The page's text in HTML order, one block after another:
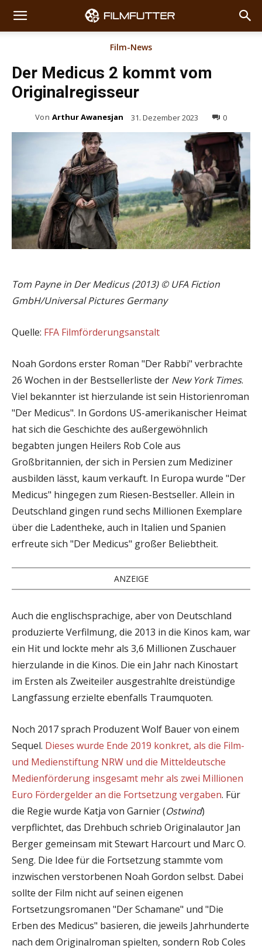
Film-News
Der Medicus 2 kommt vom
Originalregisseur
Von Arthur Awanesjan 31. Dezember 2023 0
Tom Payne in Der Medicus (2013) © UFA Fiction
GmbH/Universal Pictures Germany
Quelle: FFA Filmförderungsanstalt
Noah Gordons erster Roman "Der Rabbi" verbrachte
26 Wochen in der Bestsellerliste der New York Times.
Viel bekannter ist hierzulande ist sein Historienroman
"Der Medicus". In Gordons US-amerikanischer Heimat
hat sich die Geschichte des außergewöhnlich
begabten jungen Heilers Rob Cole aus
Großbritannien, der sich in Persien zum Mediziner
ausbilden lässt, kaum verkauft. In Europa wurde "Der
Medicus" hingegen zum Riesen-Bestseller. Allein in
Deutschland gingen rund sechs Millionen Exemplare
über die Ladentheke, auch in Italien und Spanien
erfreute sich "Der Medicus" großer Beliebtheit.
ANZEIGE
Auch die englischsprachige, aber von Deutschland
produzierte Verfilmung, die 2013 in die Kinos kam, war
ein Hit und lockte mehr als 3,6 Millionen Zuschauer
hierzulande in die Kinos. Die ein Jahr nach Kinostart
im Ersten als Zweiteiler ausgestrahlte dreistündige
Langfassung erzielte ebenfalls Traumquoten.
Noch 2017 sprach Produzent Wolf Bauer von einem
Sequel. Dieses wurde Ende 2019 konkret, als die Film-
und Medienstiftung NRW und die Mitteldeutsche
Medienförderung insgesamt mehr als zwei Millionen
Euro Fördergelder an die Fortsetzung vergaben. Für
die Regie wurde Katja von Garnier (Ostwind)
verpflichtet, das Drehbuch schrieb Originalautor Jan
Berger gemeinsam mit Stewart Harcourt und Marc O.
Seng. Die Idee für die Fortsetzung stammte vom
inzwischen verstorbenen Noah Gordon selbst. Dabei
sollte der Film nicht auf seinen eigenen
Fortsetzungsromanen "Der Schamane" und "Die
Erben des Medicus" basieren, die jeweils Jahrhunderte
nach dem Originalroman spielten, sondern Rob Coles